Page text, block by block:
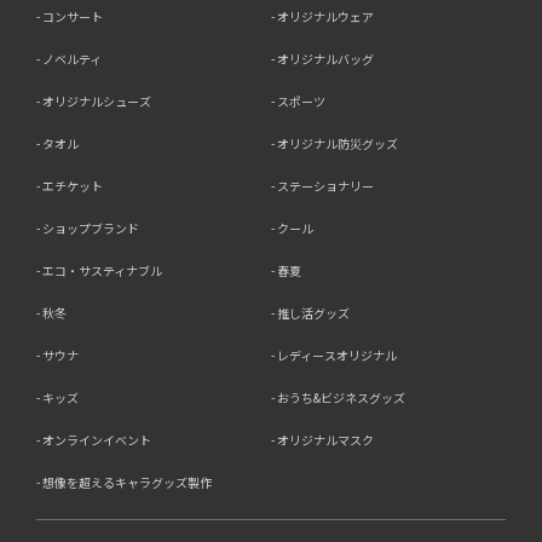
コンサート オリジナルウェア
ノベルティ オリジナルバッグ
オリジナルシューズ スポーツ
タオル オリジナル防災グッズ
エチケット ステーショナリー
ショップブランド クール
エコ・サスティナブル 春夏
秋冬 推し活グッズ
サウナ レディースオリジナル
キッズ おうち&ビジネスグッズ
オンラインイベント オリジナルマスク
想像を超えるキャラグッズ製作